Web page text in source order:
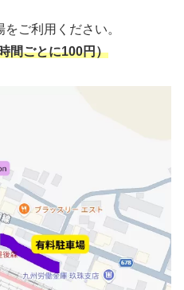
ご利用ください。
間ごとに100円）